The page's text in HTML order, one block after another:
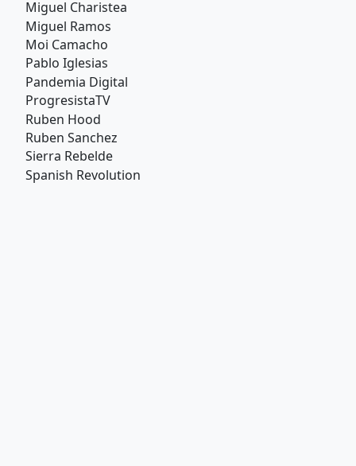
Miguel Charistea
Miguel Ramos
Moi Camacho
Pablo Iglesias
Pandemia Digital
ProgresistaTV
Ruben Hood
Ruben Sanchez
Sierra Rebelde
Spanish Revolution